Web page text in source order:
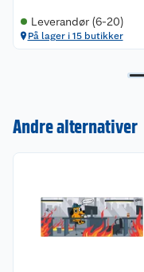
Leverandør (6-20)
På lager i 15 butikker
Andre alternativer
Om oss
Våre butikker
Kontakt oss
Reklamasjon og garanti